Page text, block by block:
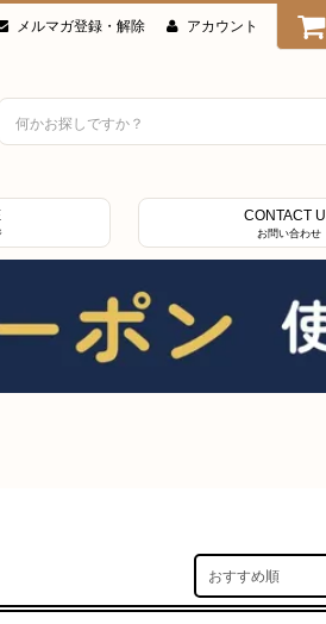
メルマガ登録・解除 アカウント
CONTACT
お問い合わせ